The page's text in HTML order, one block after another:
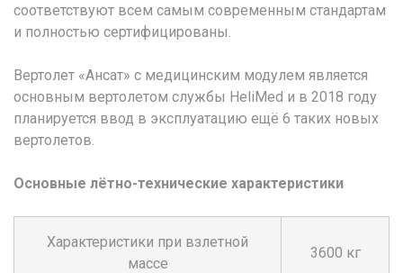
соответствуют всем самым современным стандартам
и полностью сертифицированы.
Вертолет «Ансат» с медицинским модулем является
основным вертолетом службы HeliMed и в 2018 году
планируется ввод в эксплуатацию ещё 6 таких новых
вертолетов.
Основные лётно-технические характеристики
Характеристики при взлетной
массе
3600 кг